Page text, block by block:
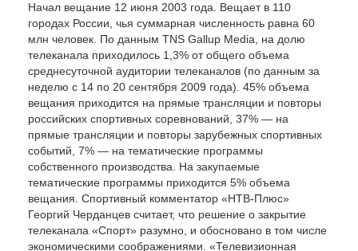
Начал вещание 12 июня 2003 года. Вещает в 110
городах России, чья суммарная численность равна 60
млн человек. По данным TNS Gallup Media, на долю
телеканала приходилось 1,3% от общего объема
среднесуточной аудитории телеканалов (по данным за
неделю с 14 по 20 сентября 2009 года). 45% объема
вещания приходится на прямые трансляции и повторы
российских спортивных соревнований, 37% — на
прямые трансляции и повторы зарубежных спортивных
событий, 7% — на тематические программы
собственного производства. На закупаемые
тематические программы приходится 5% объема
вещания. Спортивный комментатор «НТВ-Плюс»
Георгий Черданцев считает, что решение о закрытие
телеканала «Спорт» разумно, и обосновано в том числе
экономическими соображениями. «Телевизионная